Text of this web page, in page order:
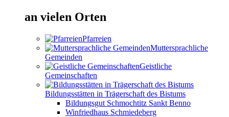
an vielen Orten
Pfarreien
Muttersprachliche
Gemeinden
Geistliche
Gemeinschaften
Bildungsstätten in Trägerschaft des Bistums
Bildungsgut Schmochtitz Sankt Benno
Winfriedhaus Schmiedeberg